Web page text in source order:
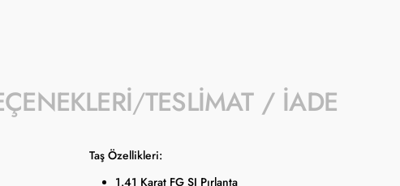
TESLIMAT / İADE
Taş Özellikleri:
1.41 Karat FG SI Pırlanta